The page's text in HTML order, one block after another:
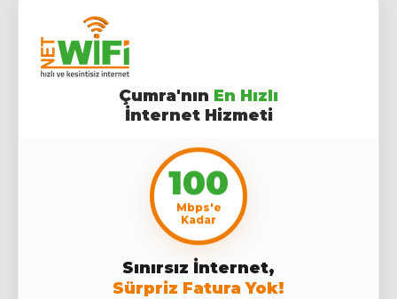
Çumra'nın En Hızlı
İnternet Hizmeti
100
Mbps'e
Kadar
Sınırsız İnternet,
Sürpriz Fatura Yok!